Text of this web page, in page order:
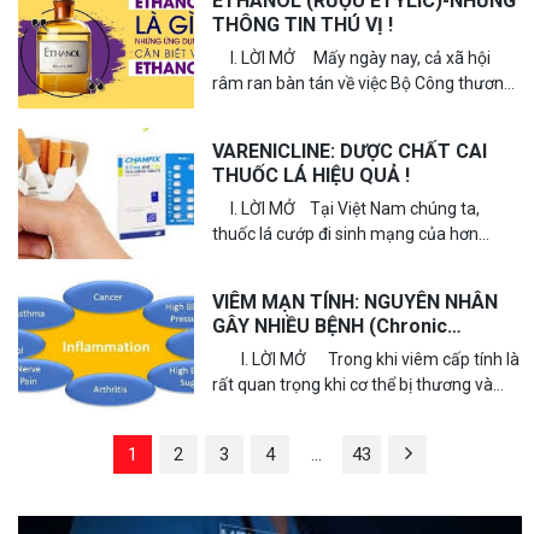
THÔNG TIN THÚ VỊ !
I. LỜI MỞ Mấy ngày nay, cả xã hội
râm ran bàn tán về việc Bộ Công thương
VARENICLINE: DƯỢC CHẤT CAI
THUỐC LÁ HIỆU QUẢ !
I. LỜI MỞ Tại Việt Nam chúng ta,
thuốc lá cướp đi sinh mạng của hơn
VIÊM MẠN TÍNH: NGUYÊN NHÂN
GÂY NHIỀU BỆNH (Chronic
inflammation: the cause of many
diseases)
I. LỜI MỞ Trong khi viêm cấp tính là
rất quan trọng khi cơ thể bị thương và
1 2 3 4 … 43